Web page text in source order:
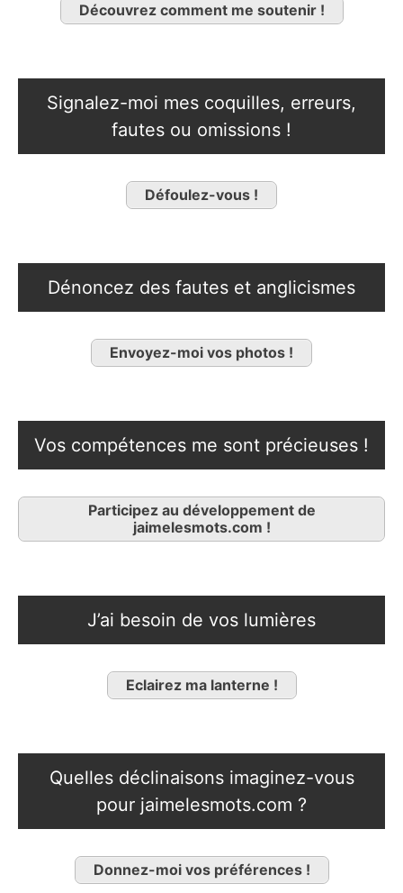
Découvrez comment me soutenir !
Signalez-moi mes coquilles, erreurs,
fautes ou omissions !
Défoulez-vous !
Dénoncez des fautes et anglicismes
Envoyez-moi vos photos !
Vos compétences me sont précieuses !
Participez au développement de
jaimelesmots.com !
J’ai besoin de vos lumières
Eclairez ma lanterne !
Quelles déclinaisons imaginez-vous
pour jaimelesmots.com ?
Donnez-moi vos préférences !